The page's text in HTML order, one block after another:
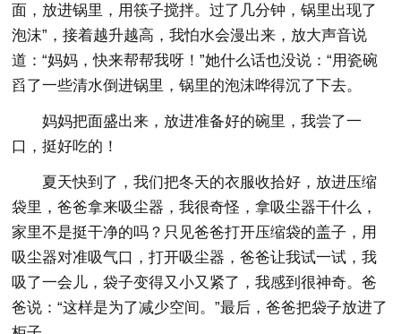
面，放进锅里，用筷子搅拌。过了几分钟，锅里出现了
泡沫”，接着越升越高，我怕水会漫出来，放大声音说
道：“妈妈，快来帮帮我呀！”她什么话也没说：“用瓷碗
舀了一些清水倒进锅里，锅里的泡沫哗得沉了下去。
妈妈把面盛出来，放进准备好的碗里，我尝了一
口，挺好吃的！
夏天快到了，我们把冬天的衣服收拾好，放进压缩
袋里，爸爸拿来吸尘器，我很奇怪，拿吸尘器干什么，
家里不是挺干净的吗？只见爸爸打开压缩袋的盖子，用
吸尘器对准吸气口，打开吸尘器，爸爸让我试一试，我
吸了一会儿，袋子变得又小又紧了，我感到很神奇。爸
爸说：“这样是为了减少空间。”最后，爸爸把袋子放进了